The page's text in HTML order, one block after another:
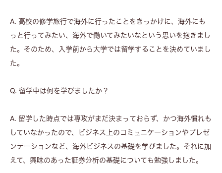
A. 高校の修学旅行で海外に行ったことをきっかけに、海外にも
っと行ってみたい、海外で働いてみたいなという思いを抱きまし
た。そのため、入学前から大学では留学することを決めていまし
た。
Q. 留学中は何を学びましたか？
A. 留学した時点では専攻がまだ決まっておらず、かつ海外慣れも
していなかったので、ビジネス上のコミュニケーションやプレゼ
ンテーションなど、海外ビジネスの基礎を学びました。それに加
えて、興味のあった証券分析の基礎についても勉強しました。